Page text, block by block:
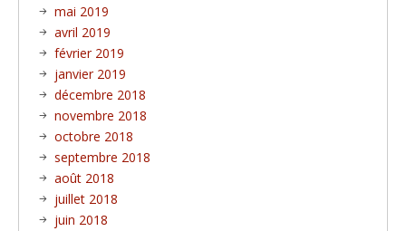
mai 2019
avril 2019
février 2019
janvier 2019
décembre 2018
novembre 2018
octobre 2018
septembre 2018
août 2018
juillet 2018
juin 2018